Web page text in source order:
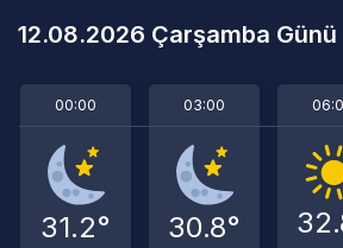
12.08.2026 Çarşamba
00:00
31.2°
03:00
30.8°